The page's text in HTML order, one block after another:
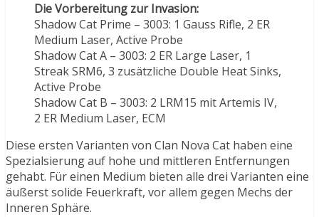
Die Vorbereitung zur Invasion:
Shadow Cat Prime – 3003: 1 Gauss Rifle, 2 ER
Medium Laser, Active Probe
Shadow Cat A – 3003: 2 ER Large Laser, 1
Streak SRM6, 3 zusätzliche Double Heat Sinks,
Active Probe
Shadow Cat B – 3003: 2 LRM15 mit Artemis IV,
2 ER Medium Laser, ECM
Diese ersten Varianten von Clan Nova Cat haben eine
Spezialsierung auf hohe und mittleren Entfernungen
gehabt. Für einen Medium bieten alle drei Varianten eine
äußerst solide Feuerkraft, vor allem gegen Mechs der
Inneren Sphäre.